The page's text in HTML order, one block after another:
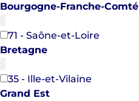
Bourgogne-Franche-Comté
71 - Saône-et-Loire
Bretagne
35 - Ille-et-Vilaine
Grand Est